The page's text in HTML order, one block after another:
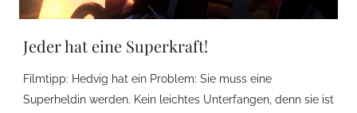
Jeder hat eine Superkraft!
Filmtipp: Hedvig hat ein Problem: Sie muss eine
Superheldin werden. Kein leichtes Unterfangen, denn sie ist